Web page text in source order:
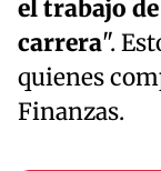
el trabajo
carrera".
quienes
Finanzas.